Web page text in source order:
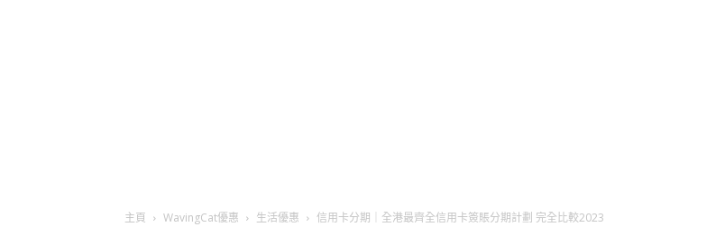
主頁 WavingCat優惠 生活優惠 信用卡分期｜全港最齊全信用卡簽賬分期計劃 完全比較2023